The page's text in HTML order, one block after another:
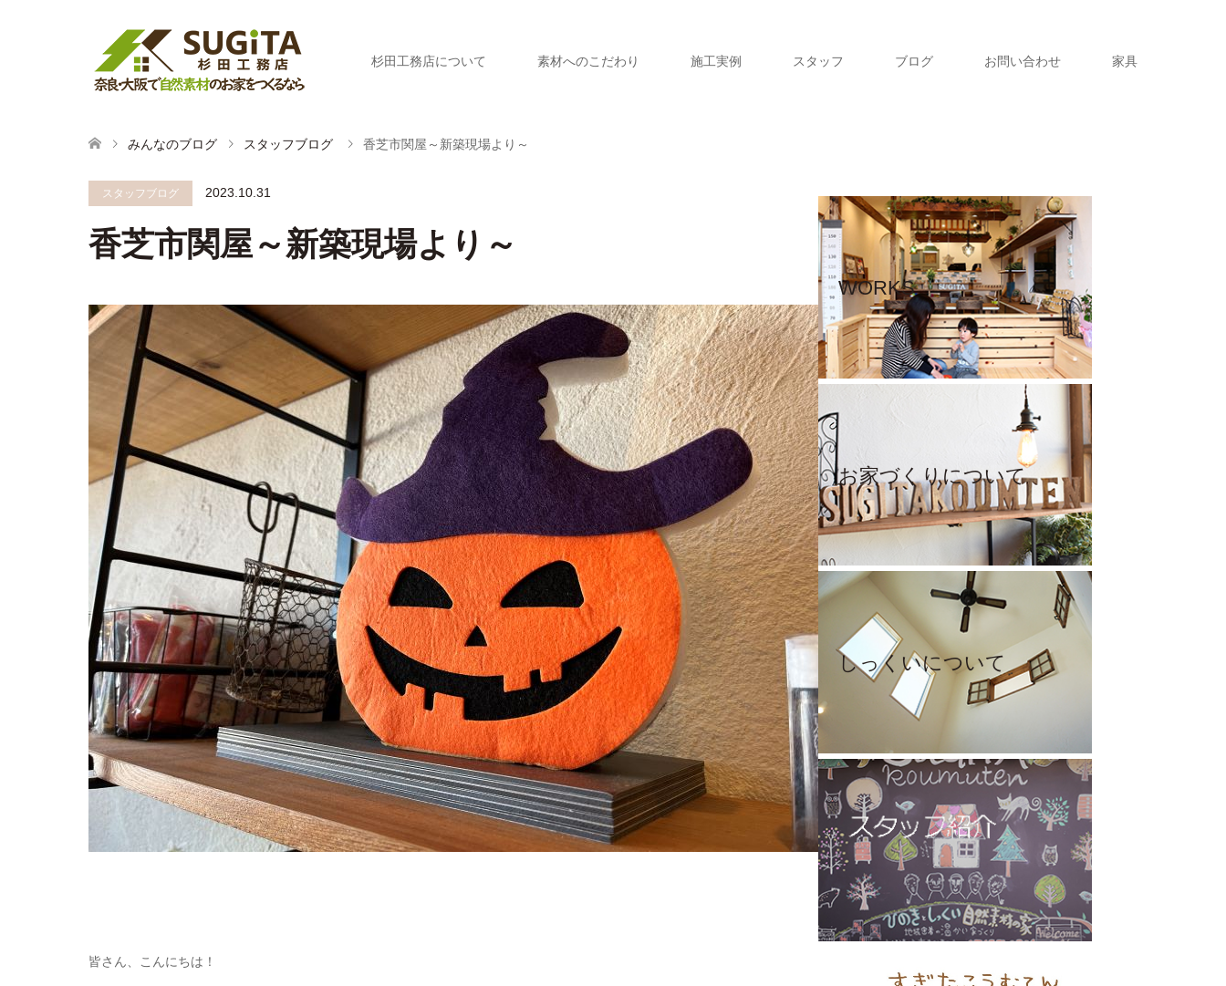
杉田工務店について 素材へのこだわり 施工実例 スタッフ ブログ お問い合わせ 家具
みんなのブログ スタッフブログ 香芝市関屋～新築現場より～
スタッフブログ 2023.10.31
香芝市関屋～新築現場より～
皆さん、こんにちは！
WORKS
お家づくりについて
しっくいについて